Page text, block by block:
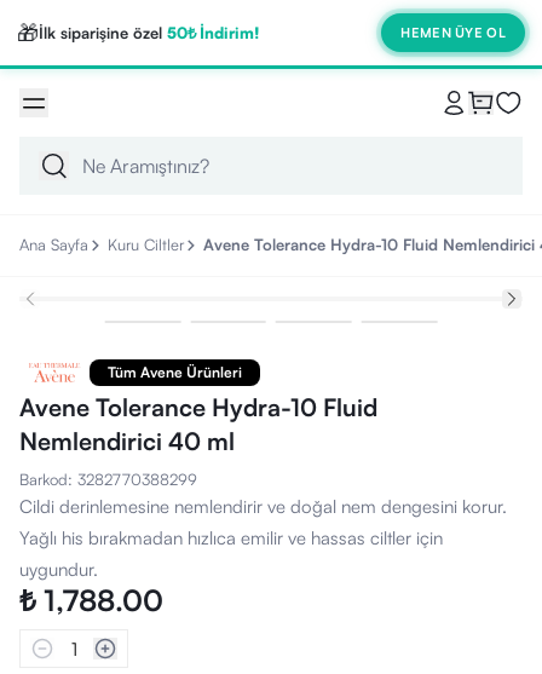
🎁İlk siparişine özel 50₺ İndirim! HEMEN ÜYE OL
Ana Sayfa Kuru Ciltler Avene Tolerance Hydra-10 Fluid Nemlendirici
Tüm Avene Ürünleri
Avene Tolerance Hydra-10 Fluid
Nemlendirici 40 ml
Barkod: 3282770388299
Cildi derinlemesine nemlendirir ve doğal nem dengesini korur.
Yağlı his bırakmadan hızlıca emilir ve hassas ciltler için
uygundur.
₺ 1,788.00
1